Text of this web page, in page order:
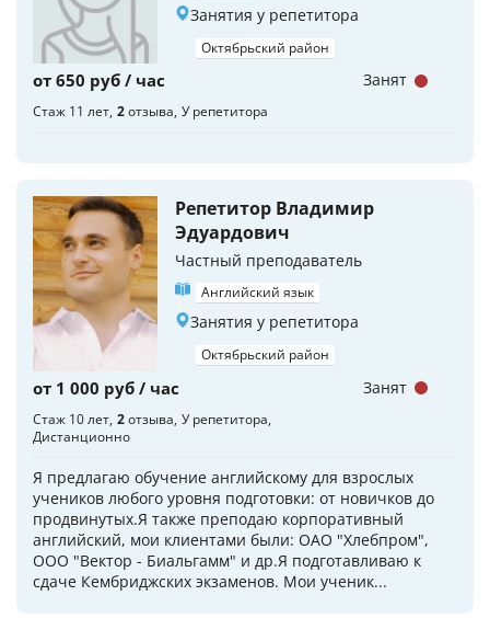
Занятия у репетитора
Октябрьский район
от 650 руб / час
Стаж 11 лет 2отзыва У репетитора
Занят
Репетитор Владимир
Эдуардович
Частный преподаватель
Английский язык
Занятия у репетитора
Октябрьский район
от 1 000 руб / час
Стаж 10 лет 2отзыва У репетитора
Дистанционно
Я предлагаю обучение английскому для взрослых
учеников любого уровня подготовки: от новичков до
продвинутых.Я также преподаю корпоративный
английский, мои клиентами были: ОАО "Хлебпром",
ООО "Вектор - Биальгамм" и др.Я подготавливаю к
сдаче Кембриджских экзаменов. Мои ученик...
Занят